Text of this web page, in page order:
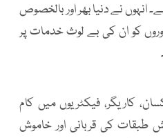
انہوں نے دنیا بھر اور بالخصوص
کو ان کی بے لوث خدمات پر
کاریگر، فیکٹریوں میں کام
طبقات کی قربانی اور خاموش